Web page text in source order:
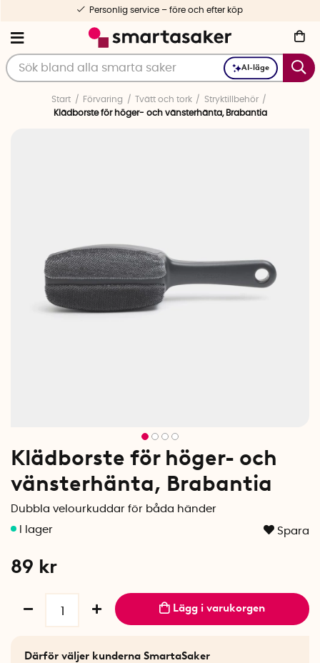
AI-läge
Personlig service – före och efter köp
Start Förvaring Tvätt och tork
Stryktillbehör
Klädborste för höger- och vänsterhänta, Brabantia
Klädborste för höger- och
vänsterhänta, Brabantia
Dubbla velourkuddar för båda händer
Spara
89 kr
Lägg i varukorgen
Därför väljer kunderna SmartaSaker